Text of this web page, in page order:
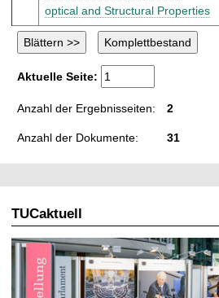
optical and Structural Properties
Aktuelle Seite:
Anzahl der Ergebnisseiten: 2
Anzahl der Dokumente: 31
TUCaktuell